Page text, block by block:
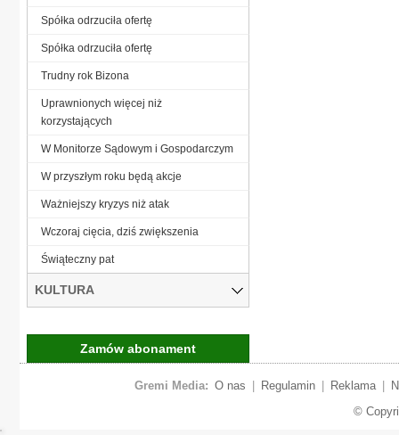
Spółka odrzuciła ofertę
Spółka odrzuciła ofertę
Trudny rok Bizona
Uprawnionych więcej niż
korzystających
W Monitorze Sądowym i Gospodarczym
W przyszłym roku będą akcje
Ważniejszy kryzys niż atak
Wczoraj cięcia, dziś zwiększenia
Świąteczny pat
KULTURA
Zamów abonament
Gremi Media: O nas Regulamin Reklama
©